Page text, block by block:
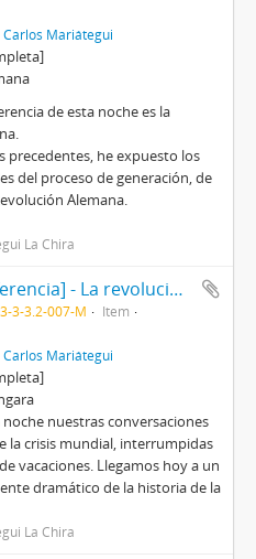
Carlos Mariátegui
de esta noche es la
precedentes, he expuesto los
del proceso de generación, de
Alemana.
La Chira
[Séptima Conferencia] - La revolución húngara
3-3.2-007-M
Item
Carlos Mariátegui
nuestras conversaciones
la crisis mundial, interrumpidas
vacaciones. Llegamos hoy a un
dramático de la historia de la
La Chira